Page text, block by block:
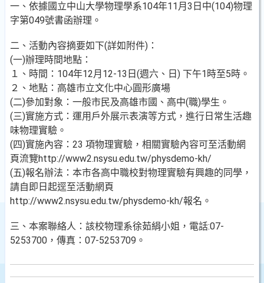
一、依據國立中山大學物理學系104年11月3日中(104)物理
字第049號書函辦理。
二、活動內容摘要如下(詳如附件)：
(一)辦理時間地點：
１、時間：104年12月12-13日(週六、日) 下午1時至5時。
２、地點：高雄市立文化中心圓形廣場
(二)參加對象：一般市民及高雄市國、高中(職)學生。
(三)實施方式：運用戶外展示表演等方式，進行日常生活趣
味物理實驗。
(四)實施內容：23 項物理實驗，相關實驗內容可至活動網
頁流覽http://www2.nsysu.edu.tw/physdemo-kh/
(五)報名辦法：本市各高中職校對物理實驗有興趣的同學，
請自即日起逕至活動網頁
http://www2.nsysu.edu.tw/physdemo-kh/報名。
三、本案聯絡人：該校物理系徐茹絹小姐，電話:07-
5253700，傳真：07-5253709。